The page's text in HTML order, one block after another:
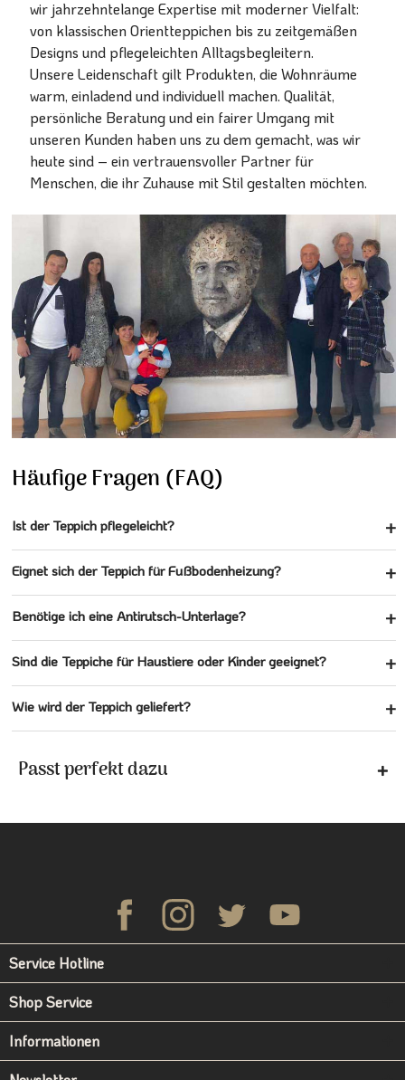
wir jahrzehntelange Expertise mit moderner Vielfalt:
von klassischen Orientteppichen bis zu zeitgemäßen
Designs und pflegeleichten Alltagsbegleitern.
Unsere Leidenschaft gilt Produkten, die Wohnräume
warm, einladend und individuell machen. Qualität,
persönliche Beratung und ein fairer Umgang mit
unseren Kunden haben uns zu dem gemacht, was wir
heute sind – ein vertrauensvoller Partner für
Menschen, die ihr Zuhause mit Stil gestalten möchten.
Häufige Fragen (FAQ)
Ist der Teppich pflegeleicht?
Eignet sich der Teppich für Fußbodenheizung?
Benötige ich eine Antirutsch-Unterlage?
Sind die Teppiche für Haustiere oder Kinder geeignet?
Wie wird der Teppich geliefert?
Passt perfekt dazu
Service Hotline
Shop Service
Informationen